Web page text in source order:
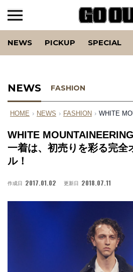
NEWS PICKUP SPECIAL
NEWS FASHION
HOME › NEWS › FASHION › WHITE
WHITE
一着は、初売りを彩る完全
ル！
作成日 2017.01.02 更新日 2018.07.11